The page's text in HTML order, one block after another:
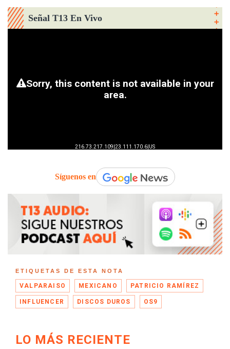
Señal T13 En Vivo
Síguenos en
ETIQUETAS DE ESTA NOTA
VALPARAISO MEXICANO PATRICIO RAMÍREZ
INFLUENCER DISCOS DUROS OS9
LO MÁS RECIENTE